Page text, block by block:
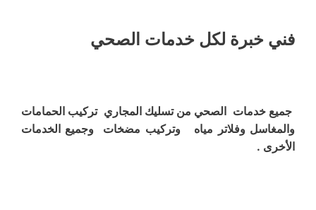
فني خبرة لكل خدمات الصحي
جميع خدمات الصحي من تسليك المجاري تركيب الحمامات
والمغاسل وفلاتر مياه وتركيب مضخات وجميع الخدمات
الأخرى .